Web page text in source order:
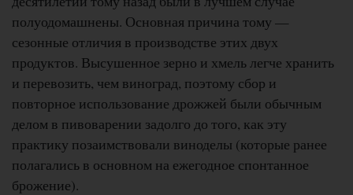
полуодомашнены. Основная причина тому —
сезонные отличия в производстве этих двух
продуктов. Высушенное зерно и хмель легче хранить
и перевозить, чем виноград, поэтому сбор и
повторное использование дрожжей были обычным
делом в пивоварении задолго до того, как эту
практику позаимствовали виноделы (которые ранее
полагались в основном на ежегодное спонтанное
брожение).